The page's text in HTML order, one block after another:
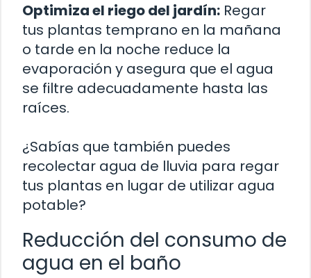
Optimiza el riego del jardín: Regar
tus plantas temprano en la mañana
o tarde en la noche reduce la
evaporación y asegura que el agua
se filtre adecuadamente hasta las
raíces.
¿Sabías que también puedes
recolectar agua de lluvia para regar
tus plantas en lugar de utilizar agua
potable?
Reducción del consumo de
agua en el baño